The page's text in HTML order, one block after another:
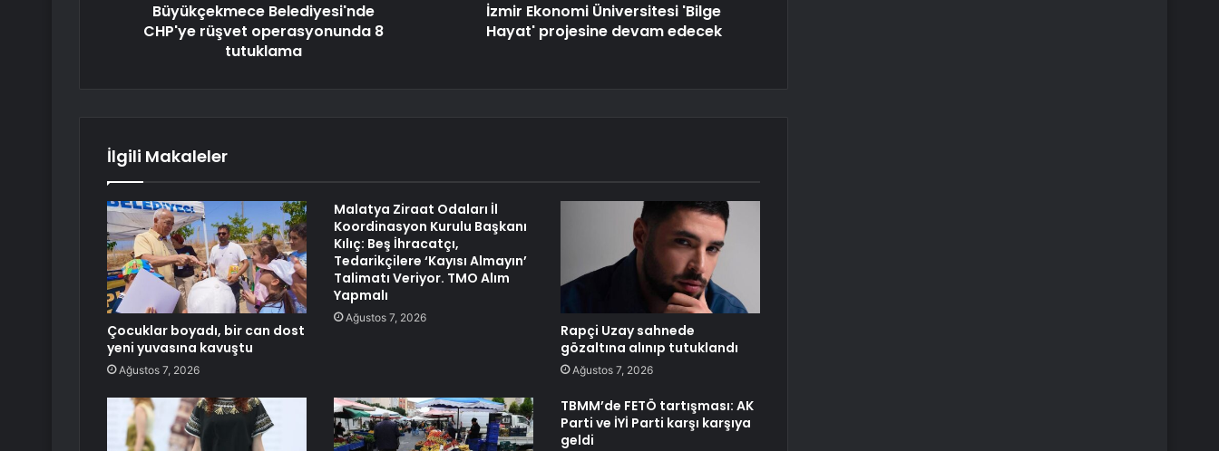
Büyükçekmece Belediyesi'nde
CHP'ye rüşvet operasyonunda 8
tutuklama
İzmir Ekonomi Üniversitesi 'Bilge
Hayat' projesine devam edecek
İlgili Makaleler
Çocuklar boyadı, bir can dost
yeni yuvasına kavuştu
Ağustos 7, 2026
Malatya Ziraat Odaları İl
Koordinasyon Kurulu Başkanı
Kılıç: Beş İhracatçı,
Tedarikçilere ‘Kayısı Almayın’
Talimatı Veriyor. TMO Alım
Yapmalı
Ağustos 7, 2026
Rapçi Uzay sahnede
gözaltına alınıp tutuklandı
Ağustos 7, 2026
TBMM’de FETÖ tartışması: AK
Parti ve İYİ Parti karşı karşıya
geldi